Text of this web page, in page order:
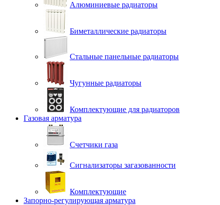
Алюминиевые радиаторы
Биметаллические радиаторы
Стальные панельные радиаторы
Чугунные радиаторы
Комплектующие для радиаторов
Газовая арматура
Счетчики газа
Сигнализаторы загазованности
Комплектующие
Запорно-регулирующая арматура